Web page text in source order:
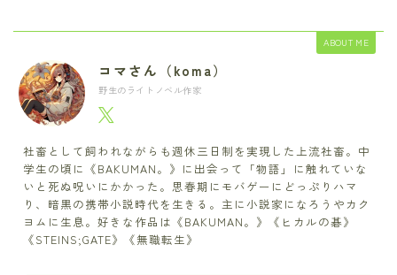
ABOUT ME
コマさん（koma）
野生のライトノベル作家
社畜として飼われながらも週休三日制を実現した上流社畜。中
学生の頃に《BAKUMAN。》に出会って「物語」に触れていな
いと死ぬ呪いにかかった。思春期にモバゲーにどっぷりハマ
り、暗黒の携帯小説時代を生きる。主に小説家になろうやカク
ヨムに生息。好きな作品は《BAKUMAN。》《ヒカルの碁》
《STEINS;GATE》《無職転生》